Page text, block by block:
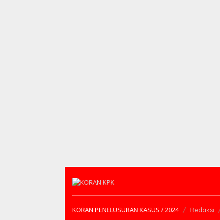
KORAN PENELUSURAN KASUS / 2024 Redaksi